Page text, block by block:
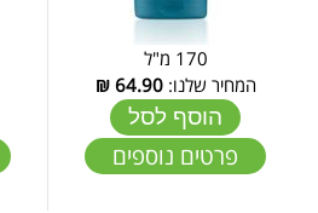
170 מ"ל
המחיר שלנו:64.90
₪
הוסף לסל
פרטים נוספים